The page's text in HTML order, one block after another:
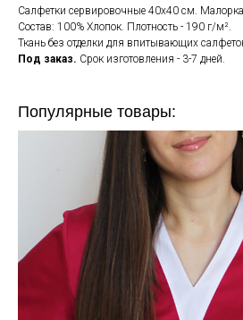
Салфетки сервировочные 40х40 см.
Состав: 100% Хлопок. Плотность - 190 г/м².
Ткань без отделки для впитывающих
Под заказ. Срок изготовления - 3-7 дней.
Популярные товары: